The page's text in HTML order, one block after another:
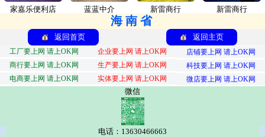
家嘉乐便利店 蓝蓝中介 新雷商行 新雷商行
海南省
返回首页 返回主页
工厂要上网 请上OK网 企业要上网 请上OK网
店铺要上网 请上OK网
商行要上网 请上OK网
生产要上网 请上OK网
科技要上网 请上OK网
电商要上网 请上OK网
实体要上网 请上OK网 微店要上网 请上OK网
微信
电话：13630466663